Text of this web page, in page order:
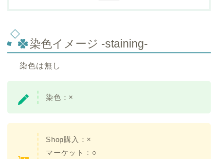
染色イメージ -staining-
染色は無し
染色：×
Shop購入：×
マーケット：○